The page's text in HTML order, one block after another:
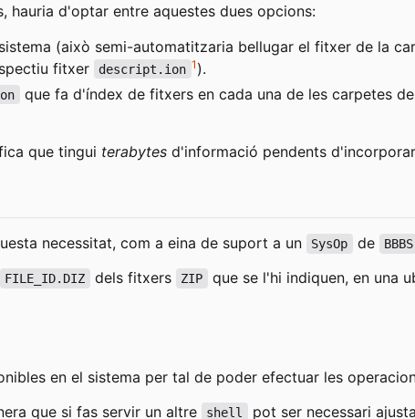
hauria d'optar entre aquestes dues opcions:
(això semi-automatitzaria bellugar el fitxer de la
fitxer descript.ion 1 ).
que fa d'índex de fitxers en cada una de les carpetes
que tingui terabytes d'informació pendents
necessitat, com a eina de suport a un SysOp de BBBS
FILE_ID.DIZ dels fitxers ZIP
que se l'hi indiquen, en una
en el sistema per tal de poder efectuar les
que si fas servir un altre shell
pot ser necessari